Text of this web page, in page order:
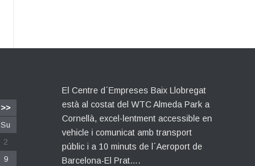
>>
Su
2
9
El Centre d´Empreses Baix Llobregat
està al costat del WTC Almeda Park a
Cornellà, excel·lentment accessible en
vehicle i comunicat amb transport
públic i a 10 minuts de l´Aeroport de
Barcelona-El Prat….